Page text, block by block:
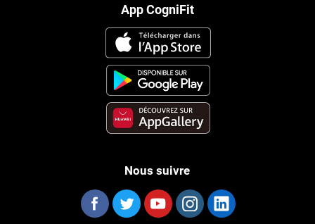
App CogniFit
Nous suivre